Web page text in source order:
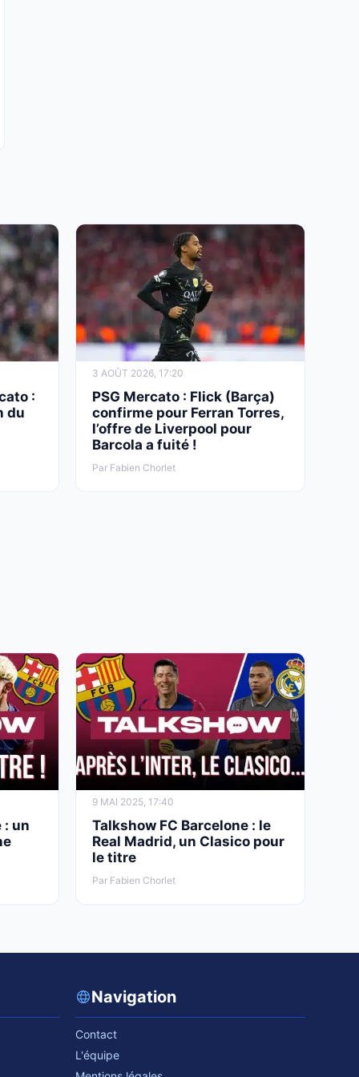
:
du
3 AOÛT 2026, 17:20
PSG Mercato : Flick (Barça)
confirme pour Ferran Torres,
l’offre de Liverpool pour
Barcola a fuité !
Par Fabien Chorlet
: un
9 MAI 2025, 17:40
Talkshow FC Barcelone : le
Real Madrid, un Clasico pour
le titre
Par Fabien Chorlet
Navigation
Contact
L'équipe